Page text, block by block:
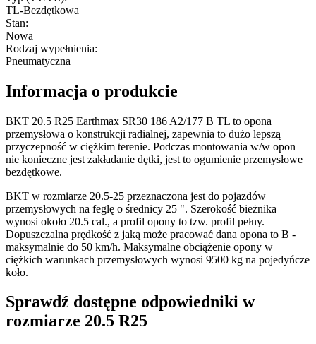
TL-Bezdętkowa
Stan:
Nowa
Rodzaj wypełnienia:
Pneumatyczna
Informacja o produkcie
BKT 20.5 R25 Earthmax SR30 186 A2/177 B TL to opona
przemysłowa o konstrukcji radialnej, zapewnia to dużo lepszą
przyczepność w ciężkim terenie. Podczas montowania w/w opon
nie konieczne jest zakładanie dętki, jest to ogumienie przemysłowe
bezdętkowe.
BKT w rozmiarze 20.5-25 przeznaczona jest do pojazdów
przemysłowych na feglę o średnicy 25 ". Szerokość bieżnika
wynosi około 20.5 cal., a profil opony to tzw. profil pełny.
Dopuszczalna prędkość z jaką może pracować dana opona to B -
maksymalnie do 50 km/h. Maksymalne obciążenie opony w
ciężkich warunkach przemysłowych wynosi 9500 kg na pojedyńcze
koło.
Sprawdź dostępne odpowiedniki w
rozmiarze 20.5 R25